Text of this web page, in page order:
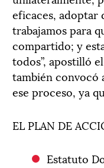
eficaces, adoptar
trabajamos para
compartido; y
todos”, apostilló
también convocó
ese proceso, ya
EL PLAN DE
Estatuto